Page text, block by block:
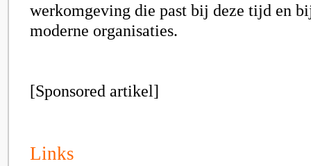
werkomgeving die past bij deze tijd en
moderne organisaties.
[Sponsored artikel]
Links